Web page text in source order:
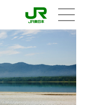
メニ
ュー